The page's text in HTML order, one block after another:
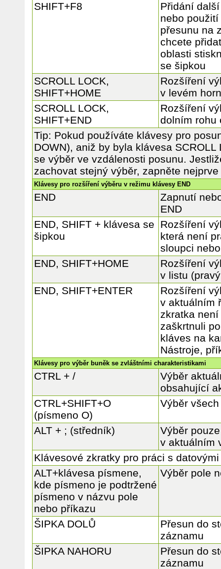
SHIFT+F8
Přidání
nebo
přesunu na
chcete
oblasti
se šipkou
SCROLL LOCK,
SHIFT+HOME
Rozšíření
v levém
SCROLL LOCK,
SHIFT+END
Rozšíření
dolním rohu
Tip: Pokud používáte klávesy pro
DOWN), aniž by byla klávesa
se výběr ve vzdálenosti posunu.
zachovat stejný výběr, zapněte
Klávesy pro rozšíření výběru v režimu klávesy END
END
Zapnutí
END
END, SHIFT + klávesa se
šipkou
Rozšíření
která není
sloupci
END, SHIFT+HOME
Rozšíření
v listu
END, SHIFT+ENTER
Rozšíření
v aktuálním
zkratka
zaškrtnuli
kláves na
Nástroje,
Klávesy pro výběr buněk se zvláštními charakteristikami
CTRL + /
Výběr
obsahující
CTRL+SHIFT+O
(písmeno O)
Výběr
ALT + ; (středník)
Výběr
v aktuálním
Klávesové zkratky pro práci s
ALT+klávesa písmene,
kde písmeno je podtržené
písmeno v názvu pole
nebo příkazu
Výběr pole
ŠIPKA DOLŮ
Přesun do
záznamu
ŠIPKA NAHORU
Přesun do
záznamu